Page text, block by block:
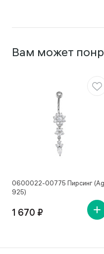
Вам может
0600022-00775 Пирсинг (Ag
925)
1 670 ₽